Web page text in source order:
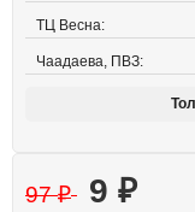
ТЦ Весна:
Чаадаева, ПВЗ:
97₽ 9 ₽